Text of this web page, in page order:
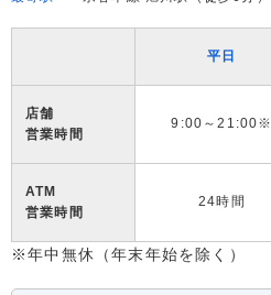
平日
店舗
営業時間
9:00～21:00※
ATM
営業時間
24時間
※年中無休（年末年始を除く）